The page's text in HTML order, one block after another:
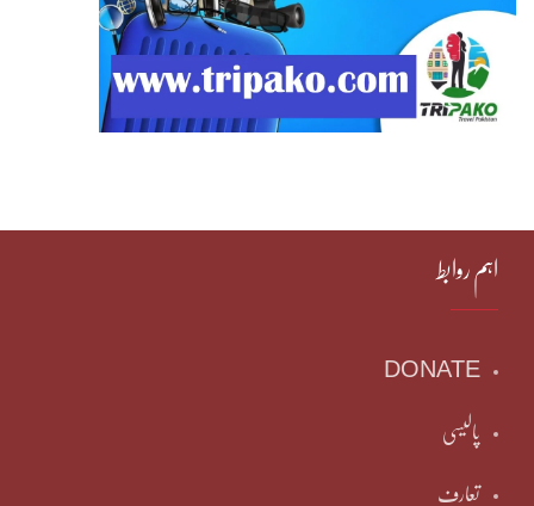
اہم روابط
DONATE
پالیسی
تعارف